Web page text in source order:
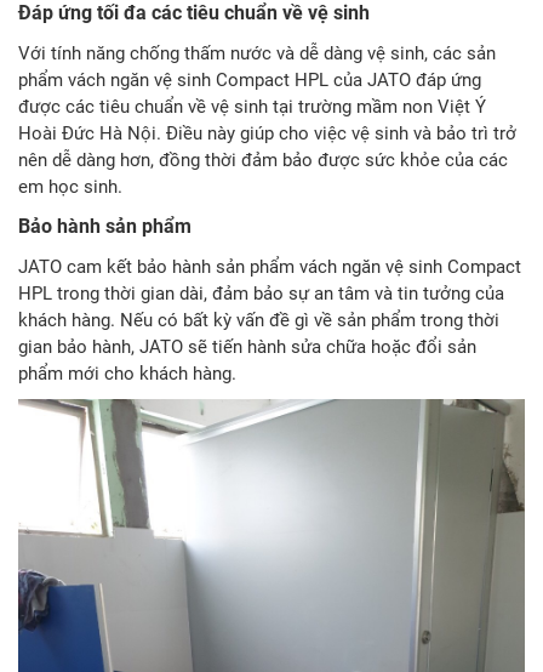
Đáp ứng tối đa các tiêu chuẩn về vệ sinh
Với tính năng chống thấm nước và dễ dàng vệ sinh, các sản
phẩm vách ngăn vệ sinh Compact HPL của JATO đáp ứng
được các tiêu chuẩn về vệ sinh tại trường mầm non Việt Ý
Hoài Đức Hà Nội. Điều này giúp cho việc vệ sinh và bảo trì trở
nên dễ dàng hơn, đồng thời đảm bảo được sức khỏe của các
em học sinh.
Bảo hành sản phẩm
JATO cam kết bảo hành sản phẩm vách ngăn vệ sinh Compact
HPL trong thời gian dài, đảm bảo sự an tâm và tin tưởng của
khách hàng. Nếu có bất kỳ vấn đề gì về sản phẩm trong thời
gian bảo hành, JATO sẽ tiến hành sửa chữa hoặc đổi sản
phẩm mới cho khách hàng.